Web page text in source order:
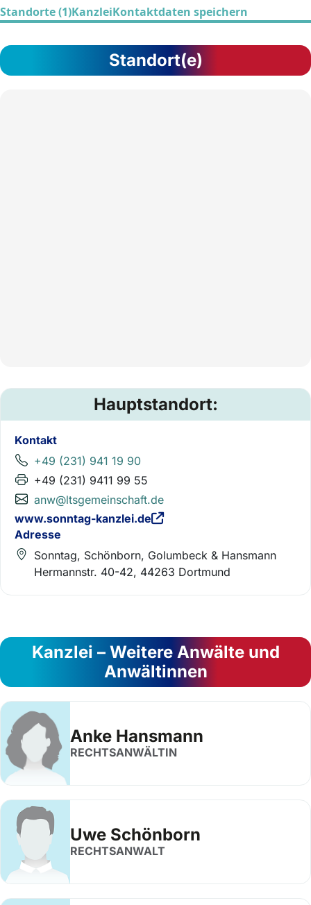
Standorte (1)KanzleiKontaktdaten speichern
Standort(e)
Hauptstandort:
Kontakt
+49 (231) 941 19 90
+49 (231) 9411 99 55
anw@ltsgemeinschaft.de
www.sonntag-kanzlei.de
Adresse
Sonntag, Schönborn, Golumbeck & Hansmann
Hermannstr. 40-42, 44263 Dortmund
Kanzlei – Weitere Anwälte und
Anwältinnen
Anke Hansmann
RECHTSANWÄLTIN
Uwe Schönborn
RECHTSANWALT